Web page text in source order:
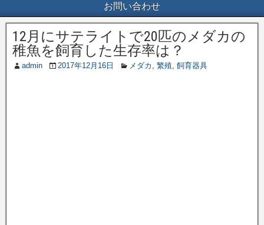
お問い合わせ
12月にサテライトで20匹のメダカの
稚魚を飼育した生存率は？
admin 2017年12月16日 メダカ , 繁殖, 飼育器具